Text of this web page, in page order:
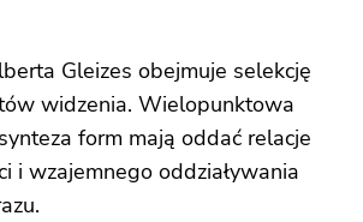
Gleizes obejmuje selekcję
widzenia. Wielopunktowa
form mają oddać relacje
i wzajemnego oddziaływania